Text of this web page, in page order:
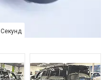
Секунд